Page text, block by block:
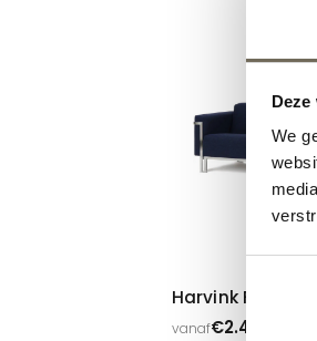
We
Harvink Flink Bank
vanaf€2.440,00